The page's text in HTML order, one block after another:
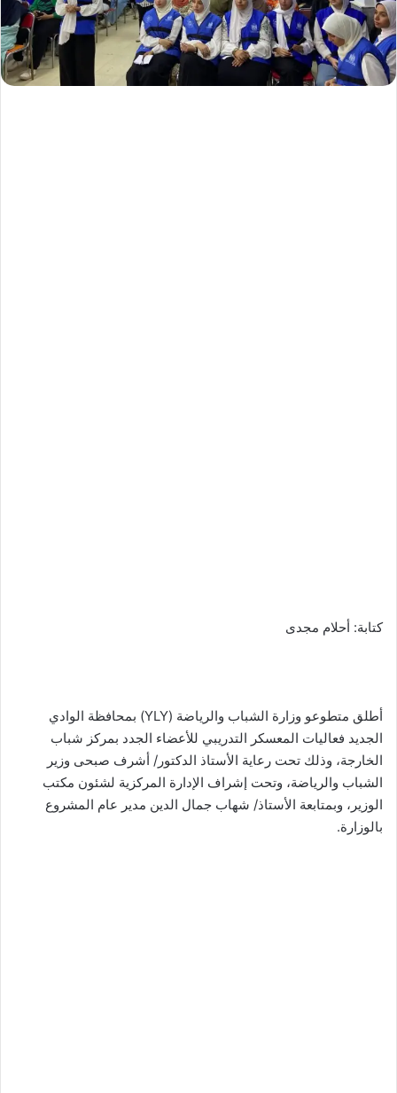
كتابة: أحلام مجدى
أطلق متطوعو وزارة الشباب والرياضة (YLY) بمحافظة الوادي
الجديد فعاليات المعسكر التدريبي للأعضاء الجدد بمركز شباب
الخارجة، وذلك تحت رعاية الأستاذ الدكتور/ أشرف صبحى وزير
الشباب والرياضة، وتحت إشراف الإدارة المركزية لشئون مكتب
الوزير، وبمتابعة الأستاذ/ شهاب جمال الدين مدير عام المشروع
بالوزارة.